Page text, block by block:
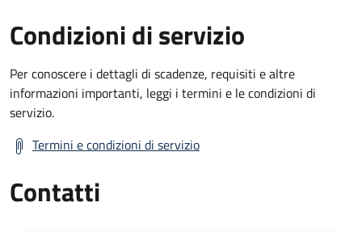
Condizioni di servizio
Per conoscere i dettagli di scadenze, requisiti e altre
informazioni importanti, leggi i termini e le condizioni di
servizio.
Termini e condizioni di servizio
Contatti